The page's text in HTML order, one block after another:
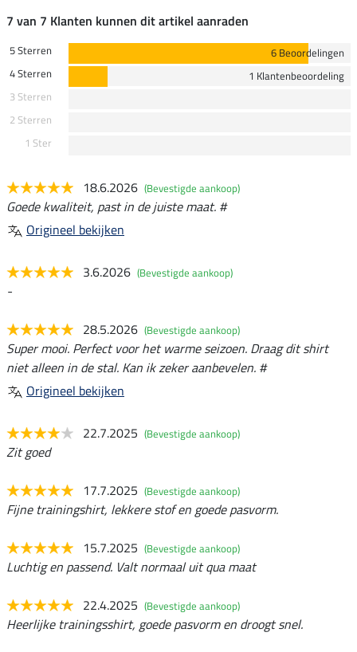
7 van 7 Klanten kunnen dit artikel aanraden
5 Sterren
6 Beoordelingen
4 Sterren
1 Klantenbeoordeling
3 Sterren
2 Sterren
1 Ster
18.6.2026 (Bevestigde aankoop)
Goede kwaliteit, past in de juiste maat. #
Origineel bekijken
3.6.2026 (Bevestigde aankoop)
-
28.5.2026 (Bevestigde aankoop)
Super mooi. Perfect voor het warme seizoen. Draag dit shirt
niet alleen in de stal. Kan ik zeker aanbevelen. #
Origineel bekijken
22.7.2025 (Bevestigde aankoop)
Zit goed
17.7.2025 (Bevestigde aankoop)
Fijne trainingshirt, lekkere stof en goede pasvorm.
15.7.2025 (Bevestigde aankoop)
Luchtig en passend. Valt normaal uit qua maat
22.4.2025 (Bevestigde aankoop)
Heerlijke trainingsshirt, goede pasvorm en droogt snel.